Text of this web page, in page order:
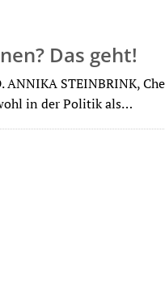
Das geht!
ANNIKA STEINBRINK,
in der Politik als…